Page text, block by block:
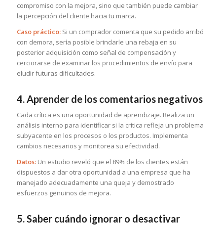
compromiso con la mejora, sino que también puede cambiar
la percepción del cliente hacia tu marca.
Caso práctico:Si un comprador comenta que su pedido arribó
con demora, sería posible brindarle una rebaja en su
posterior adquisición como señal de compensación y
cerciorarse de examinar los procedimientos de envío para
eludir futuras dificultades.
4. Aprender de los comentarios negativos
Cada crítica es una oportunidad de aprendizaje. Realiza un
análisis interno para identificar si la crítica refleja un problema
subyacente en los procesos o los productos. Implementa
cambios necesarios y monitorea su efectividad.
Datos:Un estudio reveló que el 89% de los clientes están
dispuestos a dar otra oportunidad a una empresa que ha
manejado adecuadamente una queja y demostrado
esfuerzos genuinos de mejora.
5. Saber cuándo ignorar o desactivar